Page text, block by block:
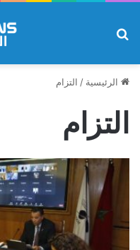
الرئيسية / التزام
التزام